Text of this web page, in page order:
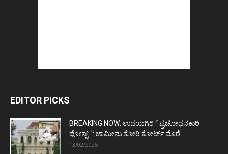
EDITOR PICKS
BREAKING NOW: ಉದಯಗಿರಿ “ ಪ್ರಚೋಧನಕಾರಿ
ಪೋಸ್ಟ್‌ “: ಜಾಮೀನು ಕೋರಿ ಕೋರ್ಟ್‌ ಮೊರೆ...
13/02/2025